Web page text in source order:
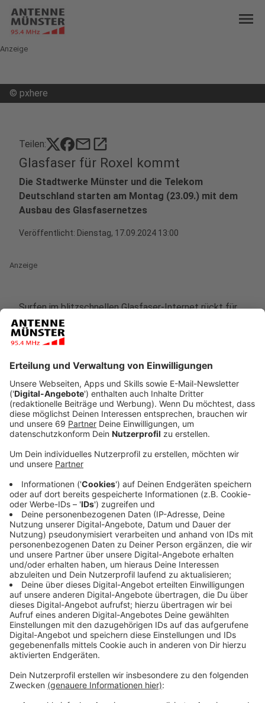
menu
Anzeige
© pxhere
Teilen: mailopen_in_new
Glasfaser für Roxel kommt
Die Stadtwerke Münster und die Telekom
Deutschland starten am Montag (23.09.) mit dem
Ausbau des Glasfasernetzes
Veröffentlicht: Dienstag, 17.09.2024 13:00
Anzeige
Surfen im blitzschnellen Glasfaser-Internet rückt für
die Menschen in Roxel in greifbare Nähe: Die
Stadtwerke Münster und die Telekom Deutschland
Glasfasernetzes. Los geht es in der Bredeheide, nach
und nach werden dann alle Straßen in Roxel mit der
digitalen Zukunftsinfrastruktur ausgestattet.
Anzeige
Ausbau startet früher als geplant
Im Mai hatten die Stadtwerke angekündigt, dass bis
Ende 2026 sechs neue münstersche Stadtteile
ausgebaut werden sollen - neben Roxel auch
Albachten, Gievenbeck, Handorf, Hiltrup und
Nienberge. "Als ursprünglichen Baustart für das erste
der sechs Gebiete hatten wir Anfang 2025 in den Blick
genommen. Für Roxel liegen bereits jetzt alle
Genehmigungen vor, sodass wir mit dem Ausbau der
Haupttrassen starten können", erklärt Judith Luig.
Ausgehend von diesen Leitungen werden ab Februar
2025 die Häuser der künftigen Glasfaser-Kundinnen
und Kunden in Roxel angeschlossen.